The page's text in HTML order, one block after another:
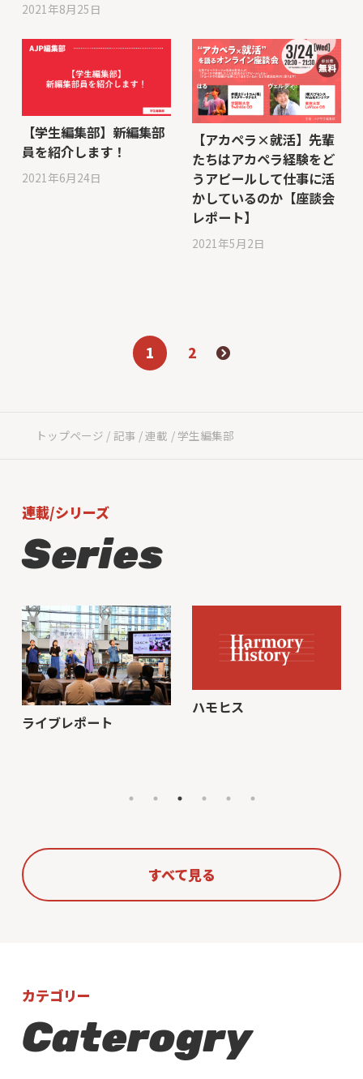
2021年8月25日
【学生編集部】新編集部
員を紹介します！
2021年6月24日
【アカペラ×就活】先輩
たちはアカペラ経験をど
うアピールして仕事に活
かしているのか【座談会
レポート】
2021年5月2日
1 2
トップページ 記事 連載 学生編集部
連載/シリーズ
Series
ライブレポート
ハモヒス
すべて見る
カテゴリー
Caterogry